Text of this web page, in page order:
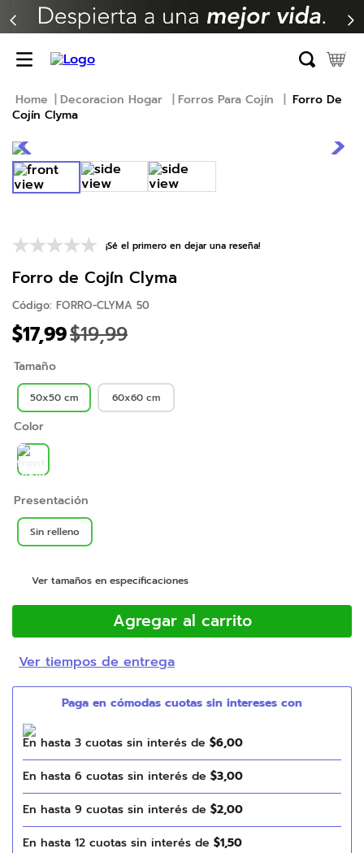
Decoracion Hogar Forros Para Cojín
Forro De
Cojín Clyma
¡Sé el primero en dejar una reseña!
Forro de Cojín Clyma
Código: FORRO-CLYMA 50
$17,99$19,99
Tamaño
50x50 cm 60x60 cm
Color
Presentación
Sin relleno
Ver tamaños en especificaciones
Agregar al carrito
Ver tiempos de entrega
En hasta 3 cuotas sin interés de $6,00
En hasta 6 cuotas sin interés de $3,00
En hasta 9 cuotas sin interés de $2,00
En hasta 12 cuotas sin interés de $1,50
TÉRMINOS MÁS BUSCADOS
1.
erica
3.
colchon
4.
5.
base
9.
natasha
sofa cama